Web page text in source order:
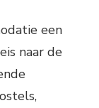
een
naar de